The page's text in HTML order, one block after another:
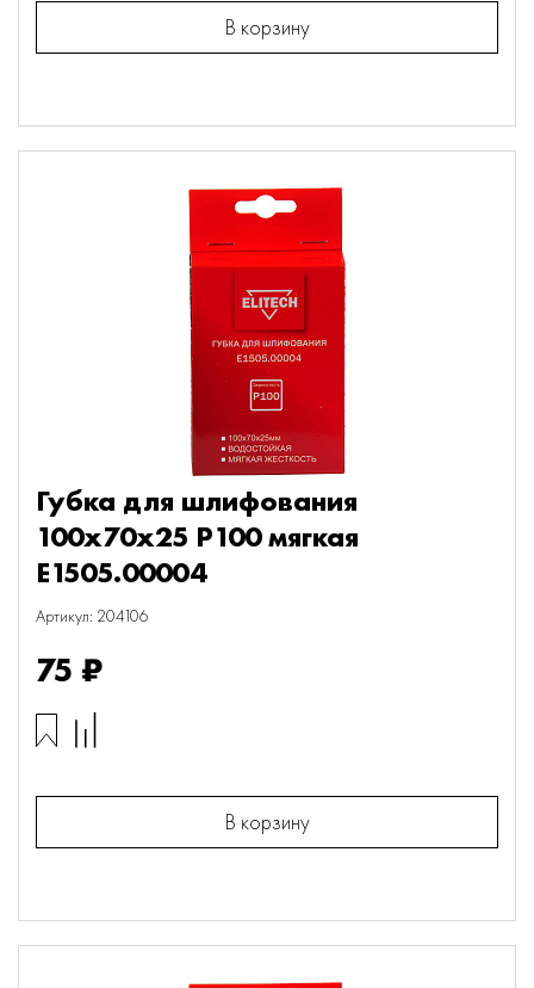
В корзину
Губка для шлифования
100х70х25 P100 мягкая
E1505.00004
Артикул: 204106
75 ₽
В корзину